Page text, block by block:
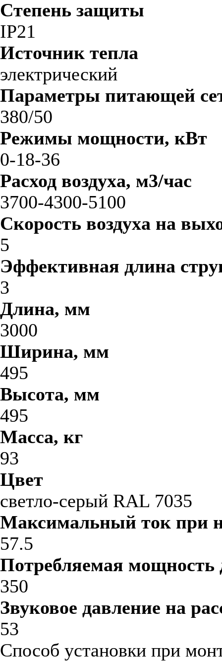
Степень защиты
IP21
Источник тепла
электрический
Параметры питающей
380/50
Режимы мощности, кВт
0-18-36
Расход воздуха, м3/час
3700-4300-5100
Скорость воздуха на
5
Эффективная длина
3
Длина, мм
3000
Ширина, мм
495
Высота, мм
495
Масса, кг
93
Цвет
светло-серый RAL 7035
Максимальный ток при
57.5
Потребляемая мощность
350
Звуковое давление на
53
Способ установки при